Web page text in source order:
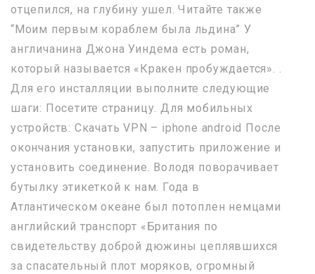
отцепился, на глубину ушел. Читайте также
“Моим первым кораблем была льдина” У
англичанина Джона Уиндема есть роман,
который называется «Кракен пробуждается». .
Для его инсталляции выполните следующие
шаги: Посетите страницу. Для мобильных
устройств: Скачать VPN – iphone android После
окончания установки, запустить приложение и
установить соединение. Володя поворачивает
бутылку этикеткой к нам. Года в
Атлантическом океане был потоплен немцами
английский транспорт «Британия по
свидетельству доброй дюжины цеплявшихся
за спасательный плот моряков, огромный